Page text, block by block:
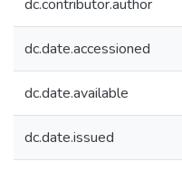
dc.contributor.author
dc.date.accessioned
dc.date.available
dc.date.issued